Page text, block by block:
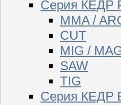
Серия КЕДР
MMA /
CUT
MIG /
SAW
TIG
Серия КЕДР